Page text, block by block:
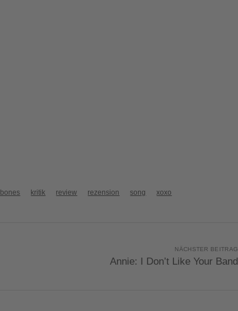
kritik review rezension song xoxo
NÄCHSTER BEITRAG
Annie: I Don’t Like Your Band